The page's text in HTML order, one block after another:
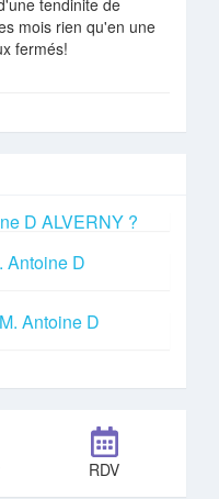
tendinite de
mois rien qu'en une
fermés!
D ALVERNY ?
Antoine D
Antoine D
RDV